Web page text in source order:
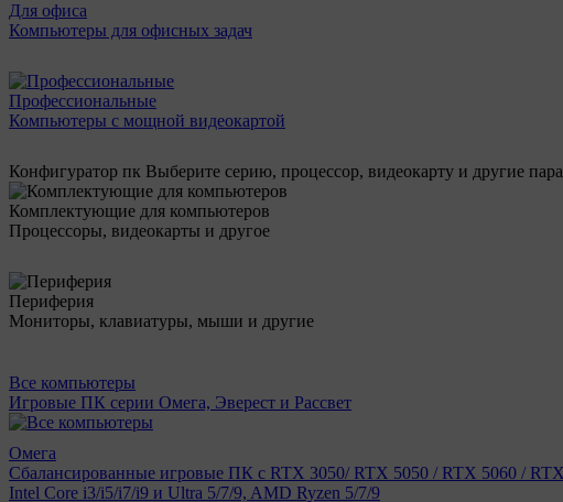
Для офиса
Компьютеры для офисных задач
Профессиональные
Компьютеры с мощной видеокартой
Конфигуратор пк Выберите серию, процессор, видеокарту и другие
Комплектующие для компьютеров
Процессоры, видеокарты и другое
Периферия
Мониторы, клавиатуры, мыши и другие
Все компьютеры
Игровые ПК серии Омега, Эверест и Рассвет
Омега
Сбалансированные игровые ПК с RTX 3050/ RTX 5050 / RTX 5060 /
Intel Core i3/i5/i7/i9 и Ultra 5/7/9, AMD Ryzen 5/7/9